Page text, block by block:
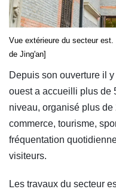
Vue extérieure du secteur
de Jing'an]
Depuis son ouverture il
ouest a accueilli plus de
niveau, organisé plus
commerce, tourisme,
fréquentation
visiteurs.
Les travaux du secteur